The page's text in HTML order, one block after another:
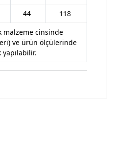
44
118
malzeme cinsinde
ve ürün ölçülerinde